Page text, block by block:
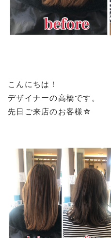
こんにちは！
デザイナーの高橋です。
先日ご来店のお客様☆